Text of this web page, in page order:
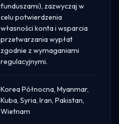
funduszami), zazwyczaj w
celu potwierdzenia
własności konta i wsparcia
przetwarzania wypłat
zgodnie z wymaganiami
regulacyjnymi.
Korea Północna, Myanmar,
Kuba, Syria, Iran, Pakistan,
Wietnam